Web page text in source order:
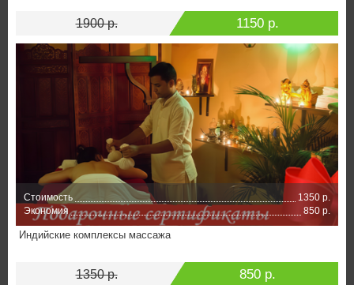
1900 р. 1150 р.
Стоимость
1350 р.
Экономия
850 р.
Индийские комплексы массажа
1350 р. 850 р.